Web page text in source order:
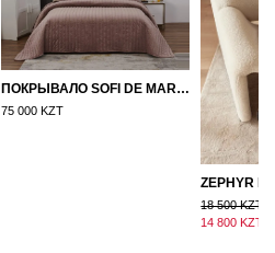
ПОКРЫВАЛО SOFI DE MARKO ВЕЛЮР 240×260 ФЕРДИНАНД (МОККО)
75 000 KZT
18 500 KZT
14 800 KZT